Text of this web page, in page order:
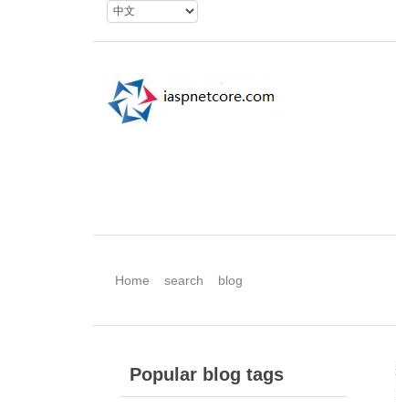
Home search blog
Popular blog tags